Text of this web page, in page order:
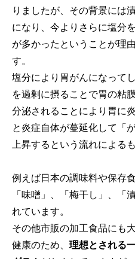
りましたが、その背景には
になり、今よりさらに塩分
が多かったということが理
す。
塩分により胃がんになって
を過剰に摂ることで胃の粘
分泌されることにより胃に
と炎症自体が蔓延化して「
上昇するという流れによる
例えば日本の調味料や保存
「味噌」、「梅干し」、「
れています。
その他市販の加工食品にも大
健康のため、 理想とされる